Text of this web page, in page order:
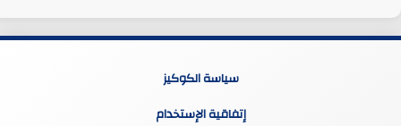
سياسة الكوكيز
إتفاقية الإستخدام